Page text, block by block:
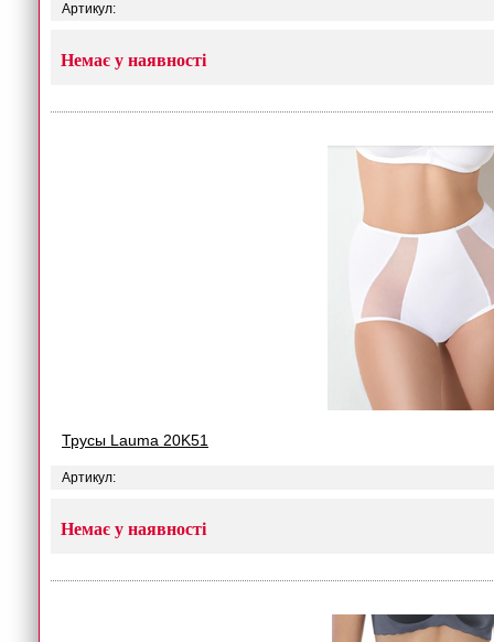
Артикул:
Немає у наявності
Трусы Lauma 20K51
Артикул:
Немає у наявності